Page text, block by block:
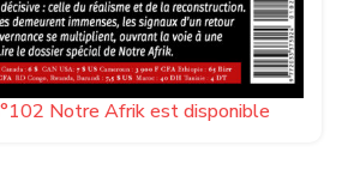
Notre Afrik est disponible